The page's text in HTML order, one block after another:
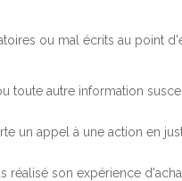
ou mal écrits au point
toute autre information
un appel à une action en
réalisé son expérience